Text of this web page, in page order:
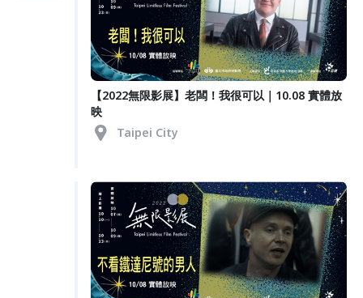
【2022無限影展】老闆！我很可以｜10.08 實體放
映
Taipei City